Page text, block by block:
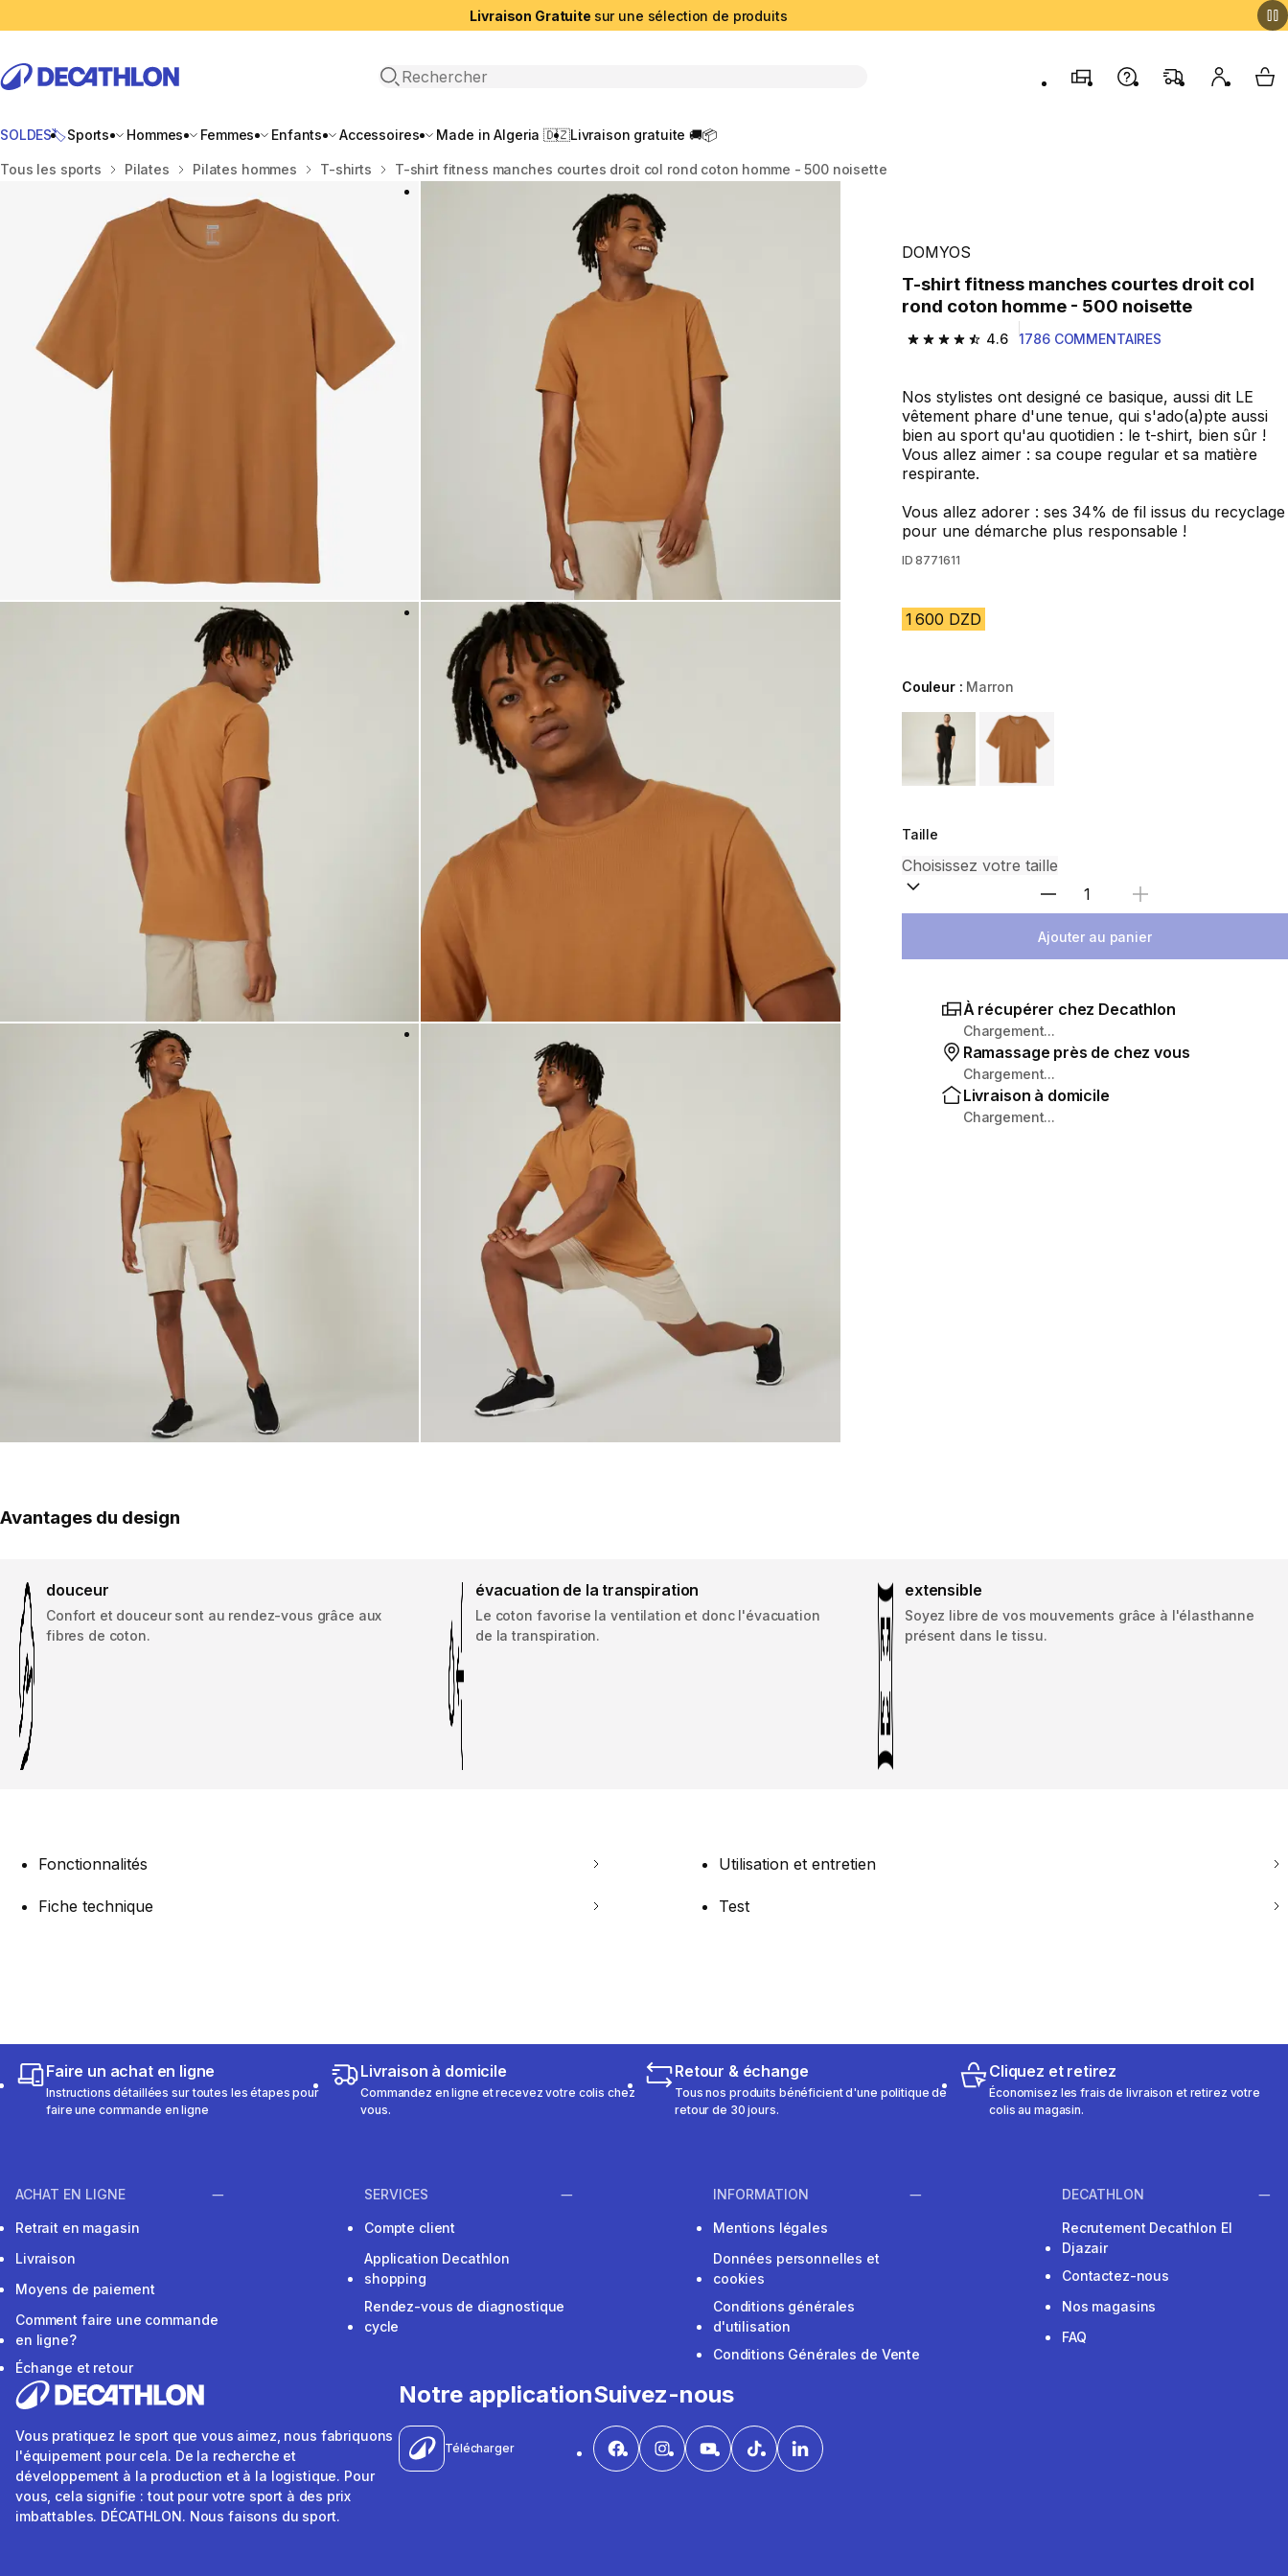
Livraison Gratuite sur une sélection de produits
Recherche ouverte
MagasinsContactez-nous
FAQ Mon My
SOLDES🏷️Sports Hommes Femmes Enfants Accessoires Made in Algeria 🇩🇿Livraison gratuite 🚚📦
Accueil
Tous les sports Pilates Pilates hommes T-shirts T-shirt fitness manches courtes droit col rond coton homme - 500 noisette
DOMYOS
T-shirt fitness manches courtes droit col
rond coton homme - 500 noisette
4.6
4.6 out of 5 stars from 1786 reviews
1786 COMMENTAIRES
Nos stylistes ont designé ce basique, aussi dit LE
vêtement phare d'une tenue, qui s'ado(a)pte aussi
bien au sport qu'au quotidien : le t-shirt, bien sûr !
Vous allez aimer : sa coupe regular et sa matière
respirante.
Vous allez adorer : ses 34% de fil issus du recyclage
pour une démarche plus responsable !
ID 8771611
1 600 DZD
Couleur : Marron
Choose a variant
Taille
Sélectionnez la quantité
Ajouter au panier
À récupérer chez Decathlon
Chargement...
Ramassage près de chez vous
Chargement...
Livraison à domicile
Chargement...
Avantages du design
douceur
Confort et douceur sont au rendez-vous grâce aux
fibres de coton.
évacuation de la transpiration
Le coton favorise la ventilation et donc l'évacuation
de la transpiration.
extensible
Soyez libre de vos mouvements grâce à l'élasthanne
présent dans le tissu.
Fonctionnalités Utilisation et entretien
Fiche technique Test
Faire un achat en ligne
Instructions détaillées sur toutes les étapes pour
faire une commande en ligne
Livraison à domicile
Commandez en ligne et recevez votre colis chez
vous.
Retour & échange
Tous nos produits bénéficient d'une politique de
retour de 30 jours.
Cliquez et retirez
Économisez les frais de livraison et retirez votre
colis au magasin.
ACHAT EN LIGNE
Retrait en magasin
Livraison
Moyens de paiement
Comment faire une commande
en ligne?
Échange et retour
SERVICES
Compte client
Application Decathlon
shopping
Rendez-vous de diagnostique
cycle
INFORMATION
Mentions légales
Données personnelles et
cookies
Conditions générales
d'utilisation
Conditions Générales de Vente
DECATHLON
Recrutement Decathlon El
Djazair
Contactez-nous
Nos magasins
FAQ
Vous pratiquez le sport que vous aimez, nous fabriquons
l'équipement pour cela. De la recherche et
développement à la production et à la logistique. Pour
vous, cela signifie : tout pour votre sport à des prix
imbattables. DÉCATHLON. Nous faisons du sport.
Notre application
Télécharger
Suivez-nous